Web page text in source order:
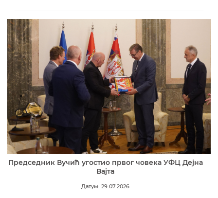
Председник Вучић угостио првог човека УФЦ Дејна
Вајта
Датум: 29.07.2026